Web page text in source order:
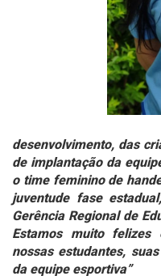
desenvolvimento, das
de implantação da
o time feminino de
juventude fase
Gerência Regional de
Estamos muito
nossas estudantes,
da equipe esportiva”